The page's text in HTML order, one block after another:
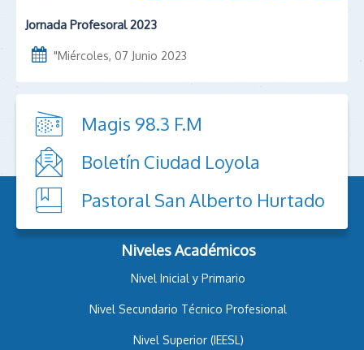
Jornada Profesoral 2023
"Miércoles, 07 Junio 2023
Magis 98.3 F.M
Boletín Ciudad Loyola
Pastoral San Alberto Hurtado
Niveles Académicos
Nivel Inicial y Primario
Nivel Secundario Técnico Profesional
Nivel Superior (IEESL)